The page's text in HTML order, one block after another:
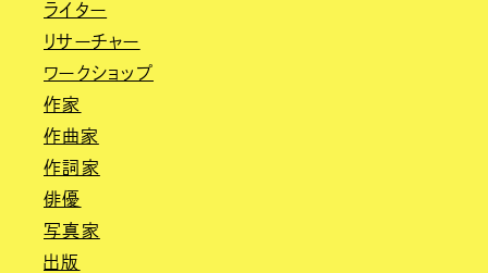
ライター
リサーチャー
ワークショップ
作家
作曲家
作詞家
俳優
写真家
出版